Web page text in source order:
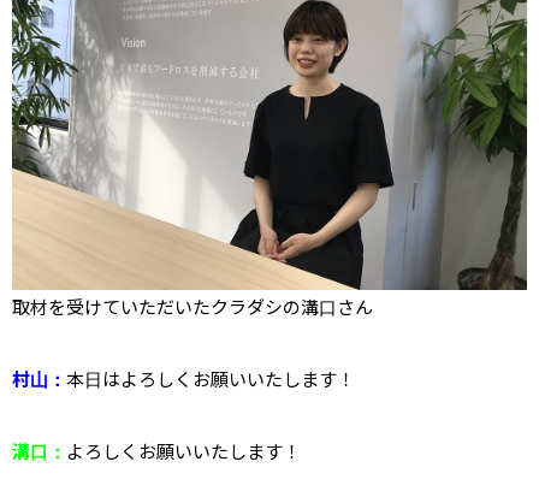
取材を受けていただいたクラダシの溝口さん
村山： 本日はよろしくお願いいたします！
溝口： よろしくお願いいたします！